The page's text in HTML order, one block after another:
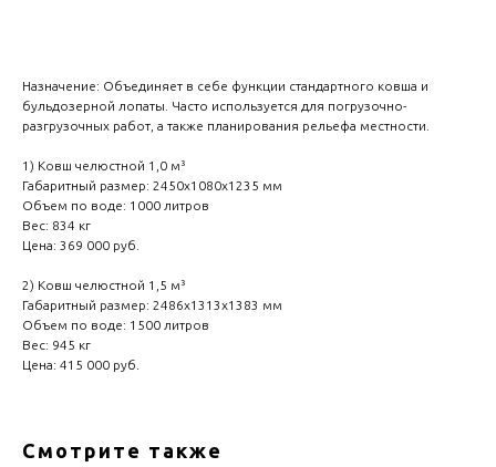
Назначение: Объединяет в себе функции стандартного ковша и
бульдозерной лопаты. Часто используется для погрузочно-
разгрузочных работ, а также планирования рельефа местности.
1) Ковш челюстной 1,0 м³
Габаритный размер: 2450х1080х1235 мм
Объем по воде: 1000 литров
Вес: 834 кг
Цена: 369 000 руб.
2) Ковш челюстной 1,5 м³
Габаритный размер: 2486х1313х1383 мм
Объем по воде: 1500 литров
Вес: 945 кг
Цена: 415 000 руб.
Смотрите также